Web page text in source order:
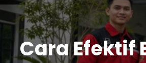
Cara Efektif